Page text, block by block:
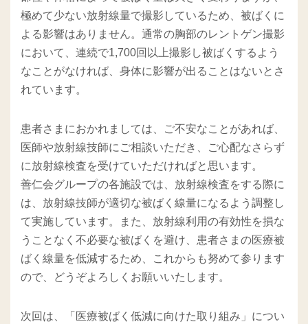
極めて少ない放射線量で撮影しているため、被ばくに
よる影響はありません。通常の胸部のレントゲン撮影
において、連続で1,700回以上撮影し被ばくするよう
なことがなければ、身体に影響が出ることはないとさ
れています。
患者さまにおかれましては、ご不安なことがあれば、
医師や放射線技師にご相談いただき、ご心配なさらず
に放射線検査を受けていただければと思います。
善仁会グループの各施設では、放射線検査をする際に
は、放射線技師が適切な被ばく線量になるよう調整し
て実施しています。また、放射線利用の有効性を損な
うことなく不必要な被ばくを避け、患者さまの医療被
ばく線量を低減するため、これからも努めて参ります
ので、どうぞよろしくお願いいたします。
次回は、「医療被ばく低減に向けた取り組み」につい